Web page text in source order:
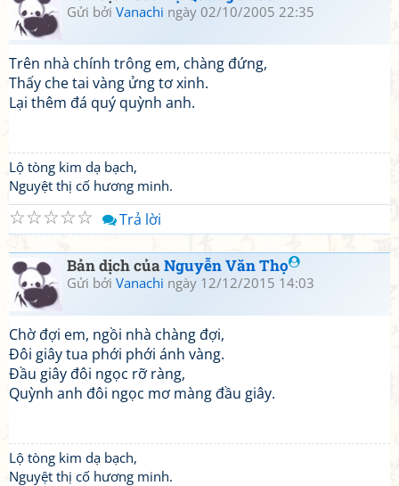
Gửi bởi Vanachi ngày 02/10/2005 22:35
Trên nhà chính trông em, chàng đứng,
Thấy che tai vàng ửng tơ xinh.
Lại thêm đá quý quỳnh anh.
Lộ tòng kim dạ bạch,
Nguyệt thị cố hương minh.
☆
☆
☆
☆
☆ Trả lời
Bản dịch củaNguyễn Văn Thọ
Gửi bởi Vanachi ngày 12/12/2015 14:03
Chờ đợi em, ngồi nhà chàng đợi,
Đôi giây tua phới phới ánh vàng.
Đầu giây đôi ngọc rỡ ràng,
Quỳnh anh đôi ngọc mơ màng đầu giây.
Lộ tòng kim dạ bạch,
Nguyệt thị cố hương minh.